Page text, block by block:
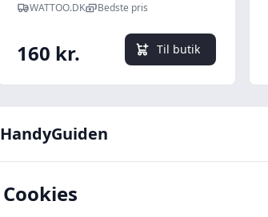
WATTOO.DK Bedste pris
160 kr. Til butik
HandyGuiden
Cookies